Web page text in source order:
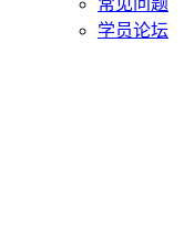
学员论坛